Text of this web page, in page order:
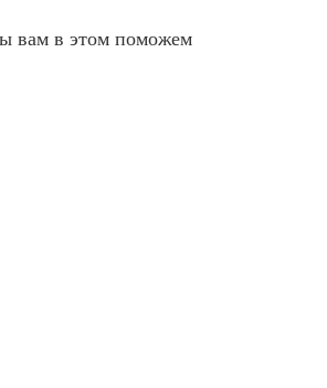
вам в этом поможем